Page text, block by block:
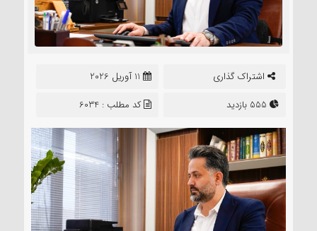
اشتراک گذاری
11 آوریل 2026
کد مطلب : 6034